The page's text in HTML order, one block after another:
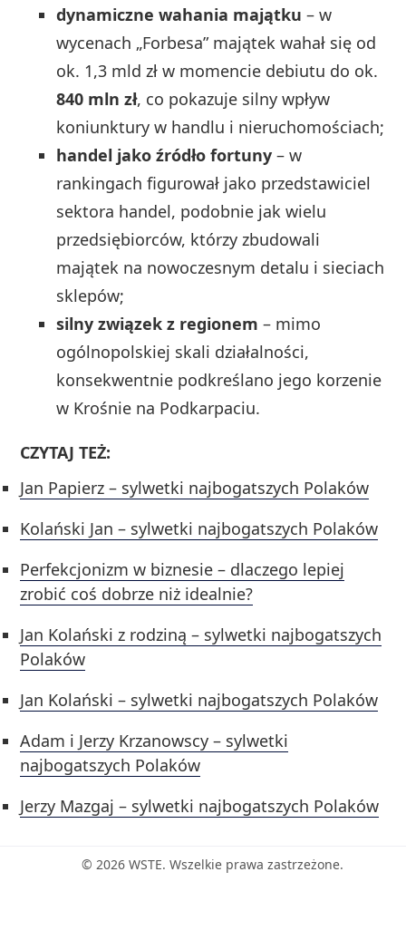
dynamiczne wahania majątku – w
wycenach „Forbesa” majątek wahał się od
ok. 1,3 mld zł w momencie debiutu do ok.
840 mln zł, co pokazuje silny wpływ
koniunktury w handlu i nieruchomościach;
handel jako źródło fortuny – w
rankingach figurował jako przedstawiciel
sektora handel, podobnie jak wielu
przedsiębiorców, którzy zbudowali
majątek na nowoczesnym detalu i sieciach
sklepów;
silny związek z regionem – mimo
ogólnopolskiej skali działalności,
konsekwentnie podkreślano jego korzenie
w Krośnie na Podkarpaciu.
CZYTAJ TEŻ:
Jan Papierz – sylwetki najbogatszych Polaków
Kolański Jan – sylwetki najbogatszych Polaków
Perfekcjonizm w biznesie – dlaczego lepiej
zrobić coś dobrze niż idealnie?
Jan Kolański z rodziną – sylwetki najbogatszych
Polaków
Jan Kolański – sylwetki najbogatszych Polaków
Adam i Jerzy Krzanowscy – sylwetki
najbogatszych Polaków
Jerzy Mazgaj – sylwetki najbogatszych Polaków
© 2026 WSTE. Wszelkie prawa zastrzeżone.